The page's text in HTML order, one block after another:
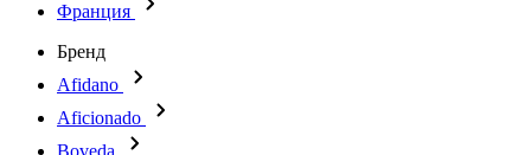
Франция
Бренд
Afidano
Aficionado
Boveda